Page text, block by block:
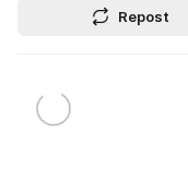
Repost